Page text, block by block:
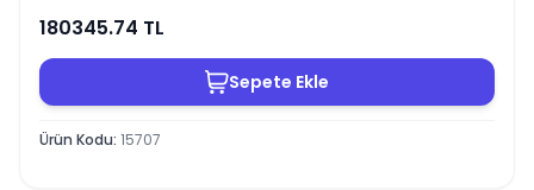
180345.74 TL
Sepete Ekle
Ürün Kodu: 15707